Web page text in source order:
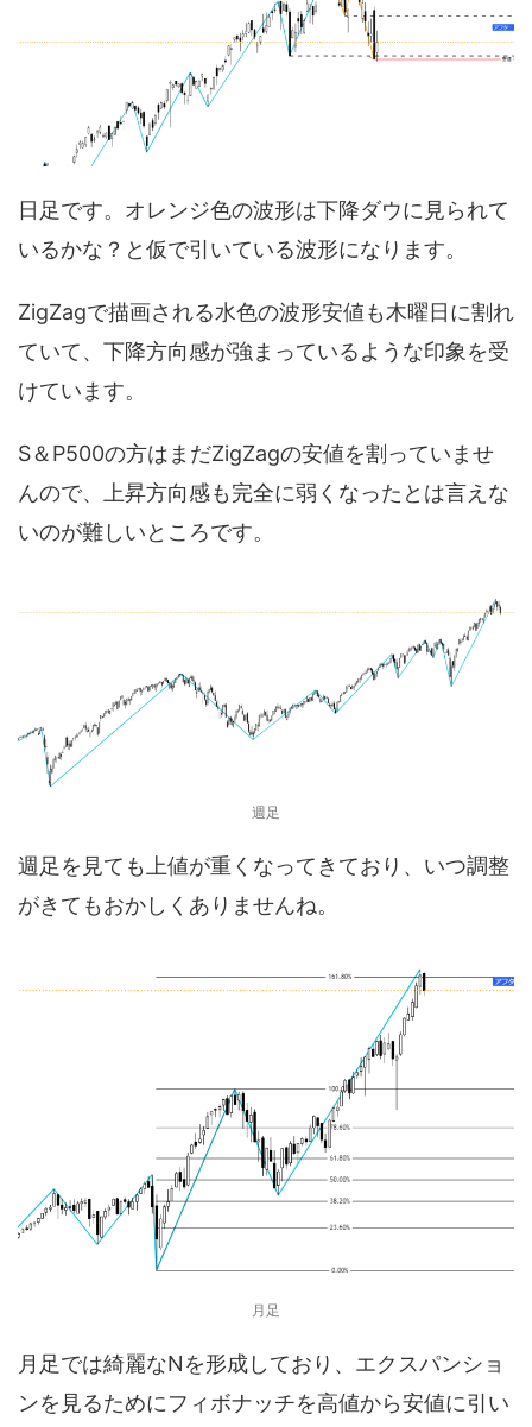
日足です。オレンジ色の波形は下降ダウに見られて
いるかな？と仮で引いている波形になります。
ZigZagで描画される水色の波形安値も木曜日に割れ
ていて、下降方向感が強まっているような印象を受
けています。
S＆P500の方はまだZigZagの安値を割っていませ
んので、上昇方向感も完全に弱くなったとは言えな
いのが難しいところです。
週足
週足を見ても上値が重くなってきており、いつ調整
がきてもおかしくありませんね。
月足
月足では綺麗なNを形成しており、エクスパンショ
ンを見るためにフィボナッチを高値から安値に引い